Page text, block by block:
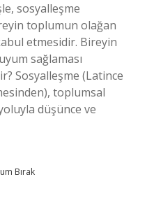
sosyalleşme
toplumun olağan
etmesidir. Bireyin
sağlaması
Sosyalleşme (Latince
toplumsal
düşünce ve
Bırak